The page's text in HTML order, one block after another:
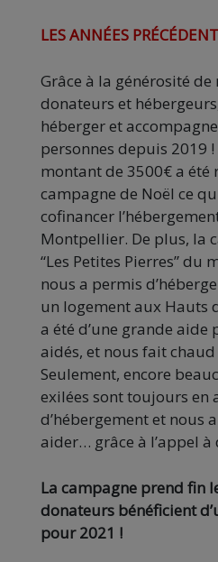
LES ANNÉES
Grâce à la générosité
donateurs et
héberger et
personnes depuis 2019 !
montant de 3500€ a été
campagne de Noël ce
cofinancer
Montpellier. De plus, la
“Les Petites Pierres” du
nous a permis
un logement aux Hauts
a été d’une grande aide
aidés, et nous fait
Seulement, encore
exilées sont toujours en
d’hébergement et nous
aider… grâce à l’appel à
La campagne prend fin
donateurs bénéficient
pour 2021 !